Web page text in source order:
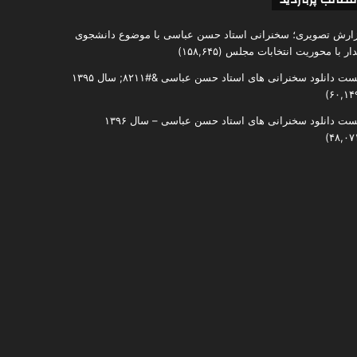
تصویری؛ سخنرانی استاد حسن عباسی با موضوع دانشجوی
با محوریت انتخابات مجلس (۱۵۸,۶۴۵)
دانلود سخنرانی های استاد حسن عباسی &#۸۲۱۱; سال ۱۳۹۵
دانلود سخنرانی های استاد حسن عباسی – سال ۱۳۹۶